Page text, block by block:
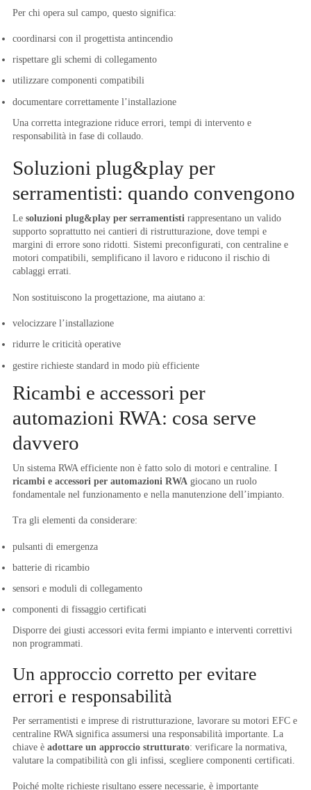
Per chi opera sul campo, questo significa:
coordinarsi con il progettista antincendio
rispettare gli schemi di collegamento
utilizzare componenti compatibili
documentare correttamente l’installazione
Una corretta integrazione riduce errori, tempi di intervento e
responsabilità in fase di collaudo.
Soluzioni plug&play per
serramentisti: quando convengono
Lesoluzioni plug&play per serramentisti rappresentano un valido
supporto soprattutto nei cantieri di ristrutturazione, dove tempi e
margini di errore sono ridotti. Sistemi preconfigurati, con centraline e
motori compatibili, semplificano il lavoro e riducono il rischio di
cablaggi errati.
Non sostituiscono la progettazione, ma aiutano a:
velocizzare l’installazione
ridurre le criticità operative
gestire richieste standard in modo più efficiente
Ricambi e accessori per
automazioni RWA: cosa serve
davvero
Un sistema RWA efficiente non è fatto solo di motori e centraline. I
ricambi e accessori per automazioni RWA giocano un ruolo
fondamentale nel funzionamento e nella manutenzione dell’impianto.
Tra gli elementi da considerare:
pulsanti di emergenza
batterie di ricambio
sensori e moduli di collegamento
componenti di fissaggio certificati
Disporre dei giusti accessori evita fermi impianto e interventi correttivi
non programmati.
Un approccio corretto per evitare
errori e responsabilità
Per serramentisti e imprese di ristrutturazione, lavorare su motori EFC e
centraline RWA significa assumersi una responsabilità importante. La
chiave èadottare un approccio strutturato: verificare la normativa,
valutare la compatibilità con gli infissi, scegliere componenti certificati.
Poiché molte richieste risultano essere necessarie, è importante